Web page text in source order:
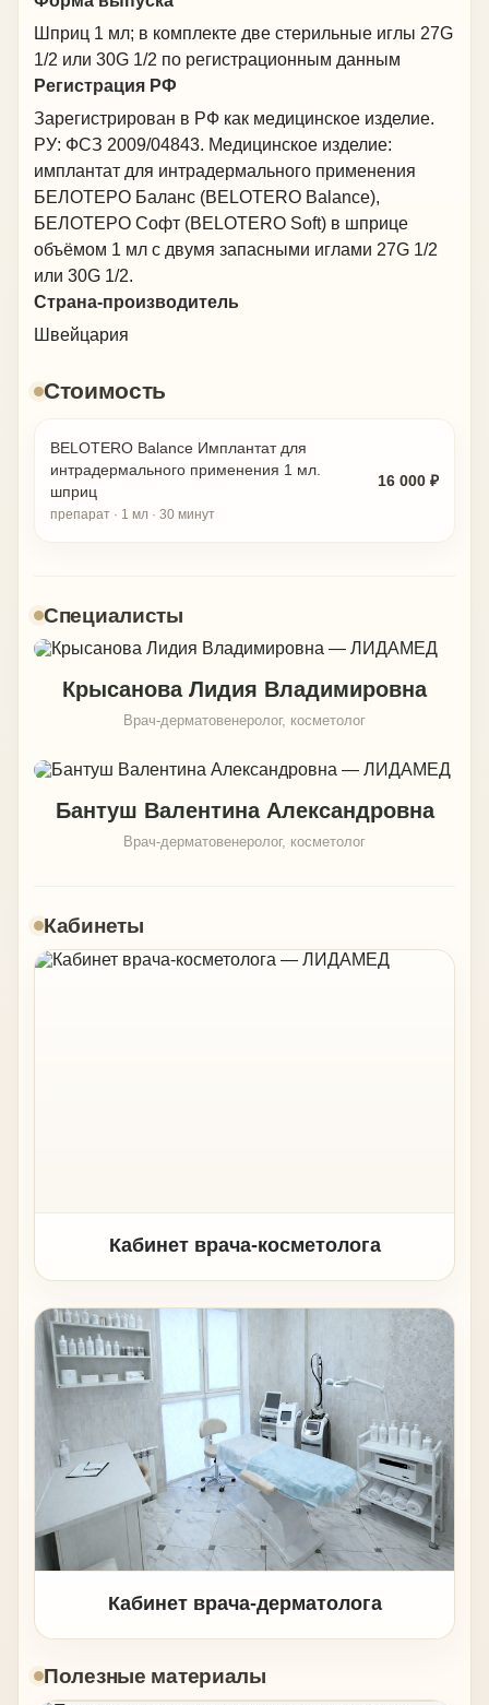
естественно и аккуратно.
Шприц 1 мл; в комплекте две стерильные иглы 27G
1/2 или 30G 1/2 по регистрационным данным
Регистрация РФ
Зарегистрирован в РФ как медицинское изделие.
РУ: ФСЗ 2009/04843. Медицинское изделие:
имплантат для интрадермального применения
БЕЛОТЕРО Баланс (BELOTERO Balance),
БЕЛОТЕРО Софт (BELOTERO Soft) в шприце
объёмом 1 мл с двумя запасными иглами 27G 1/2
или 30G 1/2.
Страна-производитель
Швейцария
Стоимость
BELOTERO Balance Имплантат для
интрадермального применения 1 мл.
шприц
препарат · 1 мл · 30 минут
16 000 ₽
Специалисты
Крысанова Лидия Владимировна
Врач-дерматовенеролог, косметолог
Бантуш Валентина Александровна
Врач-дерматовенеролог, косметолог
Кабинеты
Кабинет врача-косметолога
Кабинет врача-дерматолога
Полезные материалы